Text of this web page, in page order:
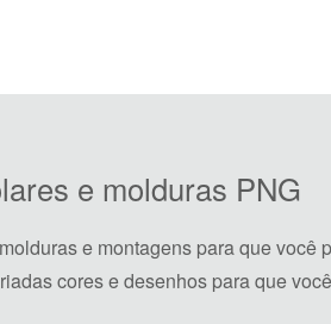
e molduras PNG
e montagens para que
cores e desenhos para que